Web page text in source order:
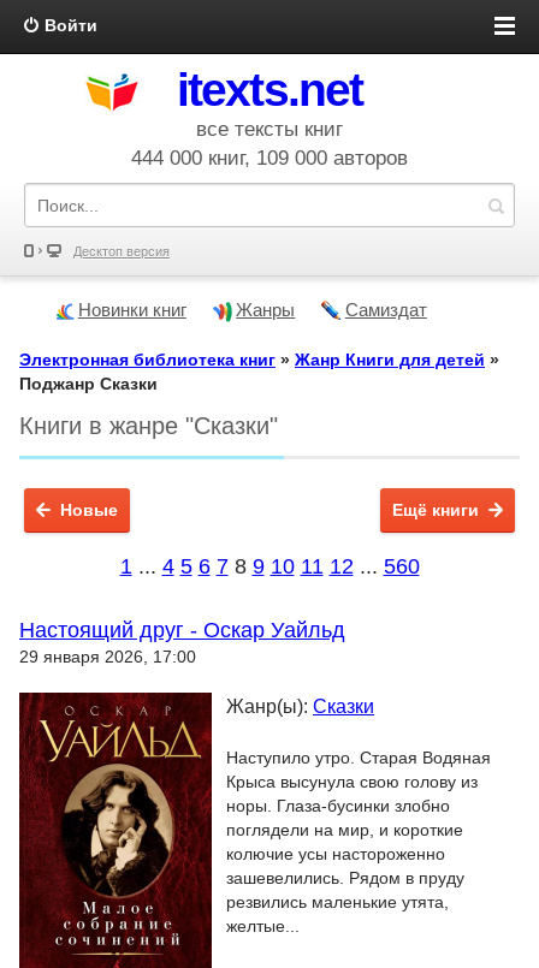
Войти
itexts.net
все тексты книг
444 000 книг, 109 000 авторов
Десктоп версия
Новинки книг Жанры Самиздат
Электронная библиотека книг » Жанр Книги для детей »
Поджанр Сказки
Книги в жанре "Сказки"
Новые Ещё книги
1 ... 4 5 6 7 8 9 10 11 12 ... 560
Настоящий друг - Оскар Уайльд
29 января 2026, 17:00
Жанр(ы): Сказки
Наступило утро. Старая Водяная
Крыса высунула свою голову из
норы. Глаза-бусинки злобно
поглядели на мир, и короткие
колючие усы настороженно
зашевелились. Рядом в пруду
резвились маленькие утята,
желтые...